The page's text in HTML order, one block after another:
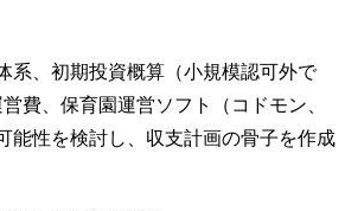
系、初期投資概算（小規模認可外で
費、保育園運営ソフト（コドモン、
能性を検討し、収支計画の骨子を作成